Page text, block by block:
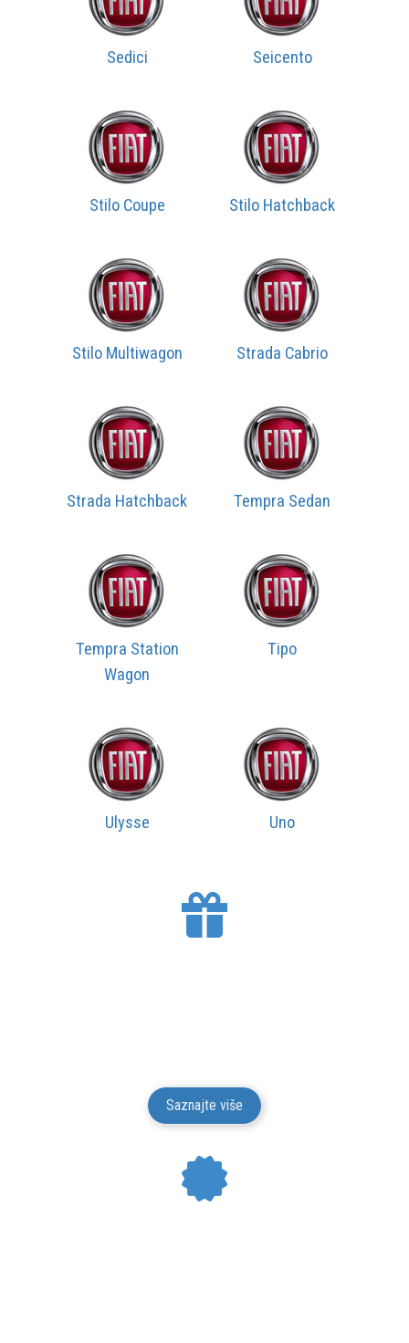
Sedici Seicento
Stilo Coupe Stilo Hatchback
Stilo Multiwagon Strada Cabrio
Strada Hatchback Tempra Sedan
Tempra Station
Wagon
Tipo
Ulysse Uno
Saznajte više